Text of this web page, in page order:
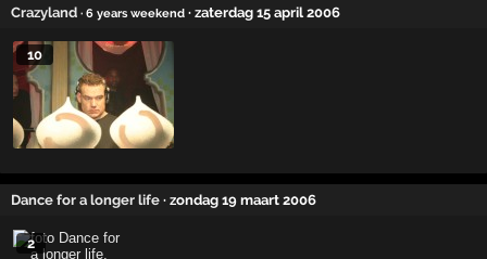
Crazyland · 6 years weekend · zaterdag 15 april 2006
10
Dance for a longer life · zondag 19 maart 2006
2